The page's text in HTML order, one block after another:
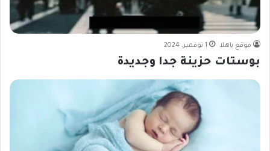
موقع ياهلا 1 نوفمبر، 2024
بوستات حزينة جدا وجديدة